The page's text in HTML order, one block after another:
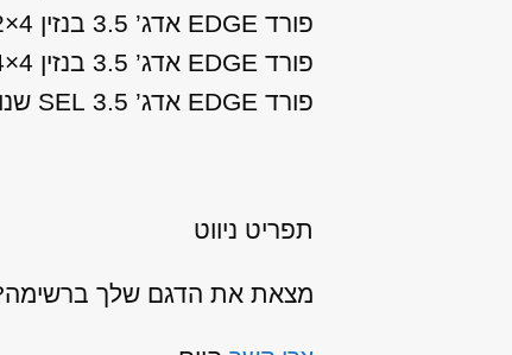
פורד EDGE אדג’ 3.5 בנזין Titanium 2×4 שנות ייצור: 2016, 2017, 2018
פורד EDGE אדג’ 3.5 בנזין Titanium Plus 4×4 שנות ייצור: 2016, 2017, 2018
פורד EDGE אדג’ 3.5 SEL שנות ייצור: 2008, 2009, 2010, 2011, 2012, 2013
תפריט ניווט
מצאת את הדגם שלך ברשימה?